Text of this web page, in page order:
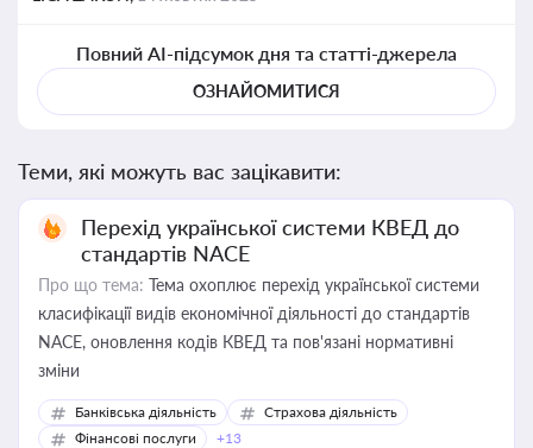
Повний AI-підсумок дня та статті-джерела
ОЗНАЙОМИТИСЯ
Теми, які можуть вас зацікавити:
Перехід української системи КВЕД до
стандартів NACE
Про що тема: Тема охоплює перехід української системи
класифікації видів економічної діяльності до стандартів
NACE, оновлення кодів КВЕД та пов'язані нормативні
зміни
Банківська діяльність
Страхова діяльність
Фінансові послуги
+13